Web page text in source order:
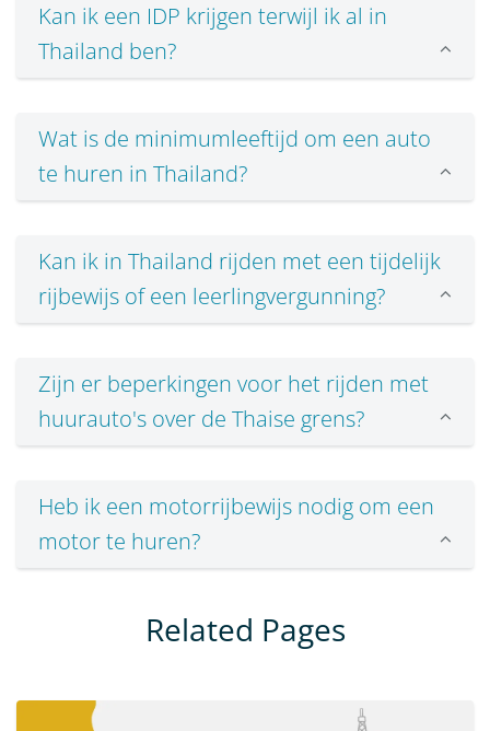
Kan ik een IDP krijgen terwijl ik al in
Thailand ben?
Wat is de minimumleeftijd om een auto
te huren in Thailand?
Kan ik in Thailand rijden met een tijdelijk
rijbewijs of een leerlingvergunning?
Zijn er beperkingen voor het rijden met
huurauto's over de Thaise grens?
Heb ik een motorrijbewijs nodig om een
motor te huren?
Related Pages